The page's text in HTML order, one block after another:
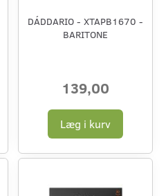
DÁDDARIO - XTAPB1670 -
BARITONE
139,00
Læg i kurv